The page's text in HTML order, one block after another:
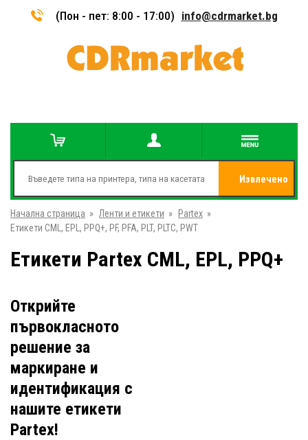
(Пон - пет: 8:00 - 17:00) info@cdrmarket.bg
Извлечено
Начална страница » Ленти и етикети » Partex »
Етикети CML, EPL, PPQ+, PF, PFA, PLT, PLTC, PWT
Етикети Partex CML, EPL, PPQ+
Открийте
първокласното
решение за
маркиране и
идентификация с
нашите етикети
Partex!